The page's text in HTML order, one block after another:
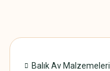
Balık Av Malzemeleri